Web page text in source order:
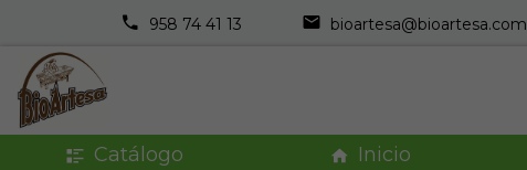
958 74 41 13 bioartesa@bioartesa.com
Catálogo Inicio